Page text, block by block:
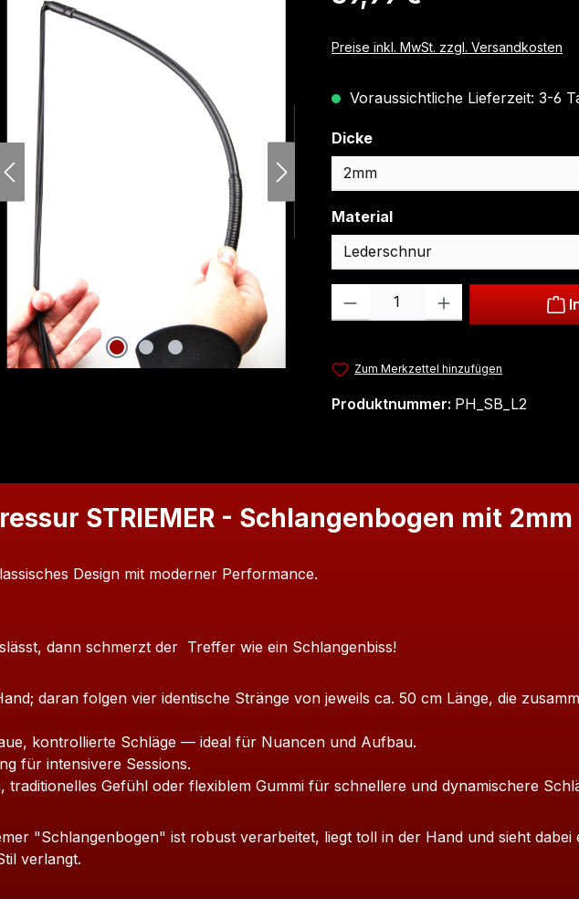
Preise inkl. MwSt. zzgl. Versandkosten
Voraussichtliche Lieferzeit: 3-6
Dickeauswählen
Materialauswählen
Produkt Anzahl: Gib den gewünschten
Zum Merkzettel hinzufügen
Produktnummer: PH_SB_L2
STRIEMER - Schlangenbogen mit
Design mit moderner Performance.
dann schmerzt der Treffer wie ein Schlangenbiss!
daran folgen vier identische Stränge von jeweils ca. 50 cm Länge, die
kontrollierte Schläge — ideal für Nuancen und Aufbau.
für intensivere Sessions.
Gefühl oder flexiblem Gummi für schnellere und dynamischere
"Schlangenbogen" ist robust verarbeitet, liegt toll in der Hand und sieht
verlangt.